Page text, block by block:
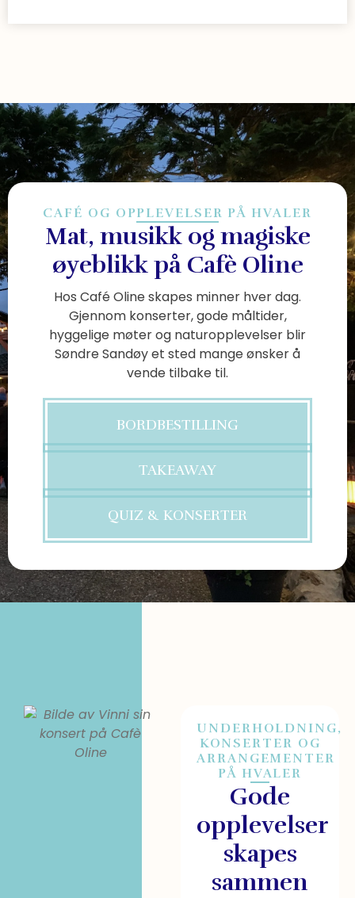
CAFÉ OG OPPLEVELSER PÅ HVALER
Mat, musikk og magiske
øyeblikk på Cafè Oline
Hos Café Oline skapes minner hver dag.
Gjennom konserter, gode måltider,
hyggelige møter og naturopplevelser blir
Søndre Sandøy et sted mange ønsker å
vende tilbake til.
BORDBESTILLING
TAKEAWAY
QUIZ & KONSERTER
UNDERHOLDNING,
KONSERTER OG
ARRANGEMENTER
PÅ HVALER
Gode
opplevelser
skapes
sammen